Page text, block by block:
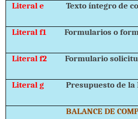
Literal eTexto íntegro de
Literal f1Formularios o
Literal f2Formulario
Literal gPresupuesto de
BALANCE DE